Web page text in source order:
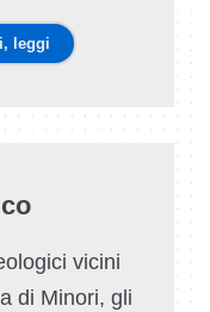
leggi
vicini
di Minori, gli